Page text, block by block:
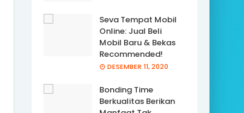
Seva Tempat Mobil
Online: Jual Beli
Mobil Baru & Bekas
Recommended!
DESEMBER 11, 2020
Bonding Time
Berkualitas Berikan